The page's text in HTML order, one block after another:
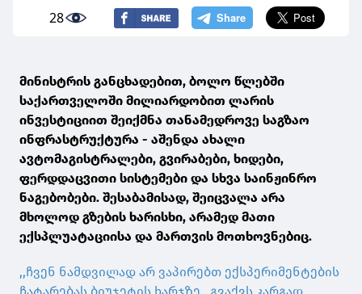
28
მინისტრის განცხადებით, ბოლო წლებში
საქართველოში მილიარდობით ლარის
ინვესტიციით შეიქმნა თანამედროვე საგზაო
ინფრასტრუქტურა - აშენდა ახალი
ავტომაგისტრალები, გვირაბები, ხიდები,
ფერდდაცვითი სისტემები და სხვა საინჟინრო
ნაგებობები. შესაბამისად, შეიცვალა არა
მხოლოდ გზების ხარისხი, არამედ მათი
ექსპლუატაციისა და მართვის მოთხოვნებიც.
,,ჩვენ ნამდვილად არ ვაპირებთ ექსპერიმენტების